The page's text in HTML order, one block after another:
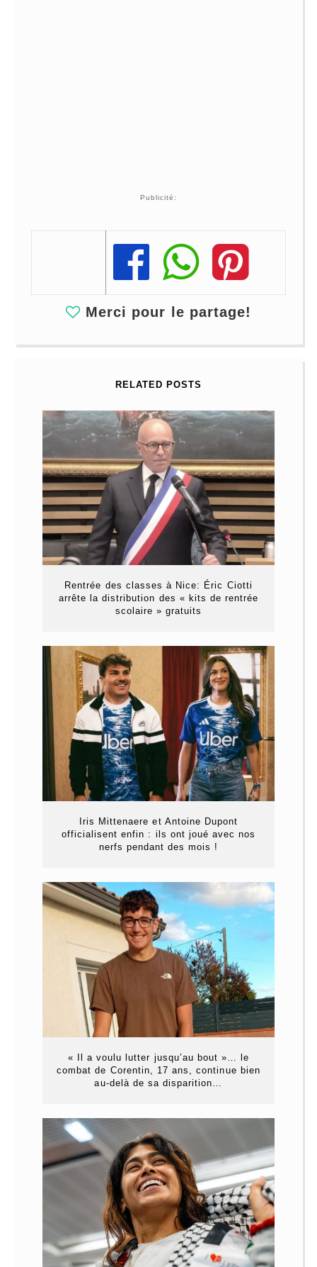
Publicité:
Share
Share
Share
Merci pour le partage!
RELATED POSTS
Rentrée des classes à Nice: Éric Ciotti
arrête la distribution des « kits de rentrée
scolaire » gratuits
Iris Mittenaere et Antoine Dupont
officialisent enfin : ils ont joué avec nos
nerfs pendant des mois !
« Il a voulu lutter jusqu’au bout »… le
combat de Corentin, 17 ans, continue bien
au-delà de sa disparition…